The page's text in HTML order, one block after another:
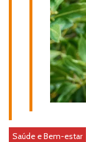
Saúde e Bem-estar